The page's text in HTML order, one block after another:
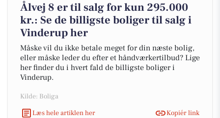
Ålvej 8 er til salg for kun 295.000
kr.: Se de billigste boliger til salg i
Vinderup her
Måske vil du ikke betale meget for din næste bolig,
eller måske leder du efter et håndværkertilbud? Lige
her finder du i hvert fald de billigste boliger i
Vinderup.
Kilde: Boliga
Læs hele artiklen her
Kopiér link